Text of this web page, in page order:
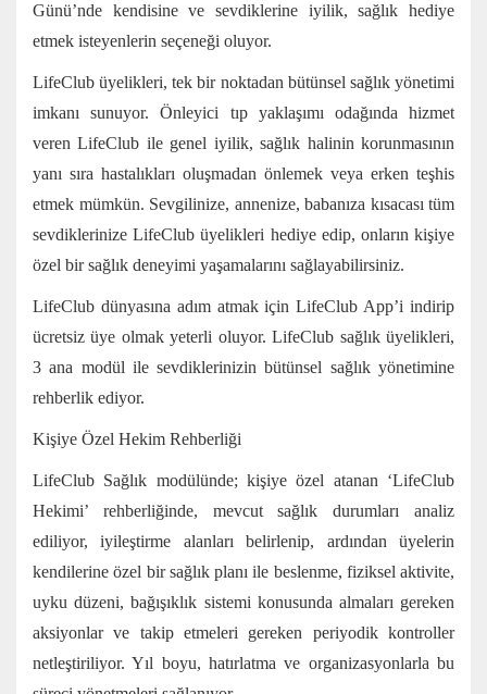
Günü’nde kendisine ve sevdiklerine iyilik, sağlık hediye
etmek isteyenlerin seçeneği oluyor.
LifeClub üyelikleri, tek bir noktadan bütünsel sağlık yönetimi
imkanı sunuyor. Önleyici tıp yaklaşımı odağında hizmet
veren LifeClub ile genel iyilik, sağlık halinin korunmasının
yanı sıra hastalıkları oluşmadan önlemek veya erken teşhis
etmek mümkün. Sevgilinize, annenize, babanıza kısacası tüm
sevdiklerinize LifeClub üyelikleri hediye edip, onların kişiye
özel bir sağlık deneyimi yaşamalarını sağlayabilirsiniz.
LifeClub dünyasına adım atmak için LifeClub App’i indirip
ücretsiz üye olmak yeterli oluyor. LifeClub sağlık üyelikleri,
3 ana modül ile sevdiklerinizin bütünsel sağlık yönetimine
rehberlik ediyor.
Kişiye Özel Hekim Rehberliği
LifeClub Sağlık modülünde; kişiye özel atanan ‘LifeClub
Hekimi’ rehberliğinde, mevcut sağlık durumları analiz
ediliyor, iyileştirme alanları belirlenip, ardından üyelerin
kendilerine özel bir sağlık planı ile beslenme, fiziksel aktivite,
uyku düzeni, bağışıklık sistemi konusunda almaları gereken
aksiyonlar ve takip etmeleri gereken periyodik kontroller
netleştiriliyor. Yıl boyu, hatırlatma ve organizasyonlarla bu